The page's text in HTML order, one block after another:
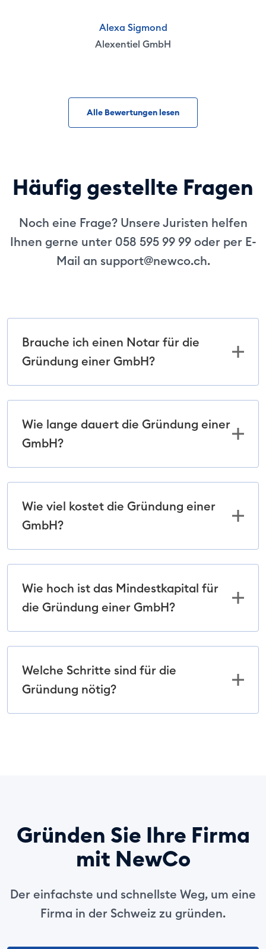
Alexa Sigmond
Alexentiel GmbH
Alle Bewertungen lesen
Häufig gestellte Fragen
Noch eine Frage? Unsere Juristen helfen
Ihnen gerne unter 058 595 99 99 oder per E-
Mail an support@newco.ch.
Brauche ich einen Notar für die
Gründung einer GmbH?
Wie lange dauert die Gründung einer
GmbH?
Wie viel kostet die Gründung einer
GmbH?
Wie hoch ist das Mindestkapital für
die Gründung einer GmbH?
Welche Schritte sind für die
Gründung nötig?
Gründen Sie Ihre Firma
mit NewCo
Der einfachste und schnellste Weg, um eine
Firma in der Schweiz zu gründen.